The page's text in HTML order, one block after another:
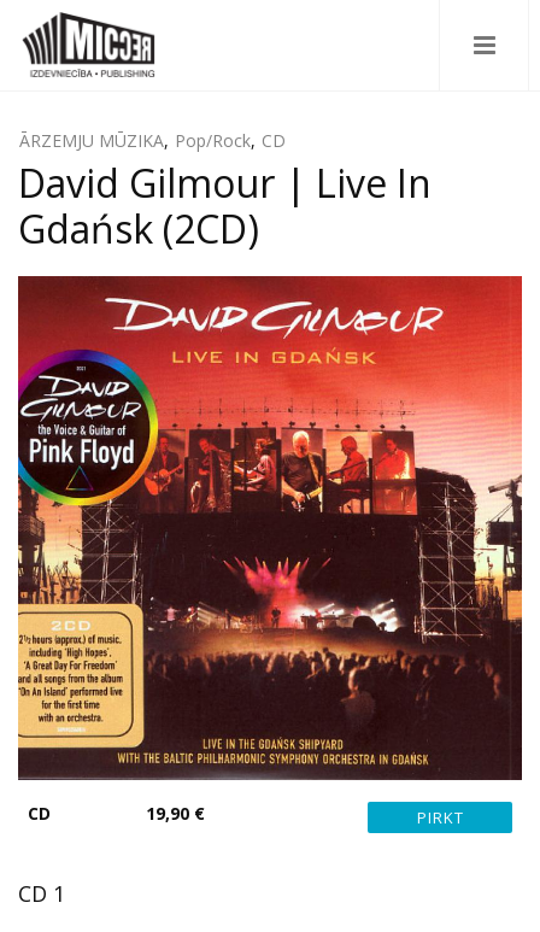
ĀRZEMJU MŪZIKA, Pop/Rock, CD
David Gilmour ‎| Live In
Gdańsk (2CD)
CD 19,90 €
CD 1